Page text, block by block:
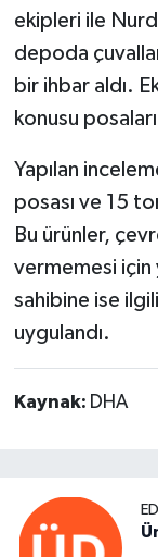
ekipleri ile
depoda
bir ihbar aldı.
konusu
Yapılan
posası ve 15
Bu ürünler,
vermemesi için
sahibine ise
uygulandı.
Kaynak: DHA